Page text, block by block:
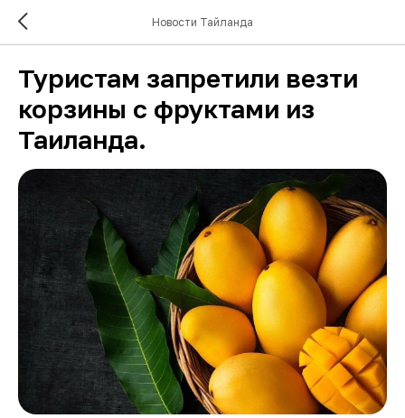
Новости Тайланда
Туристам запретили везти
корзины с фруктами из
Таиланда.